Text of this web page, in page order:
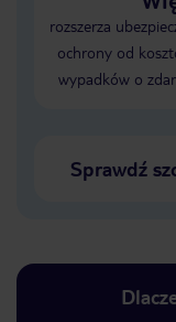
rozszerza
ochrony od
wypadków o
Sprawdź